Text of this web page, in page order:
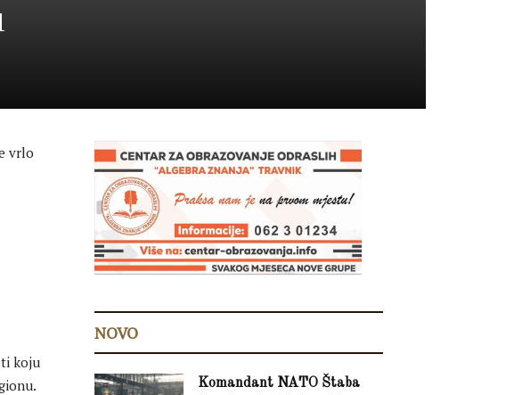
vrlo
koju
NOVO
Komandant NATO Štaba